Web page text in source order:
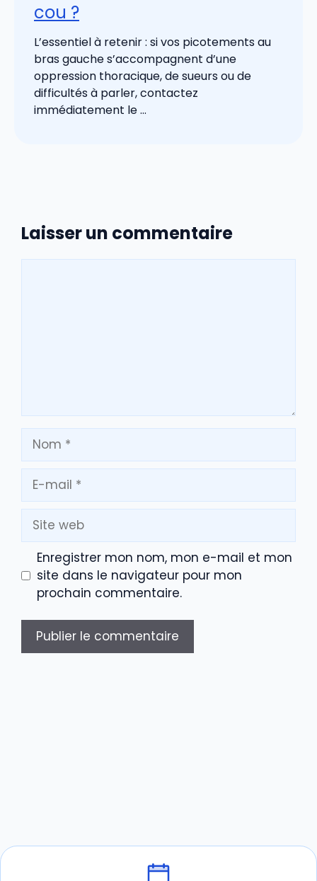
cou ?
L’essentiel à retenir : si vos picotements au
bras gauche s’accompagnent d’une
oppression thoracique, de sueurs ou de
difficultés à parler, contactez
immédiatement le ...
Laisser un commentaire
Nom
mail
Site
web
Enregistrer mon nom, mon e-mail et mon
site dans le navigateur pour mon
prochain commentaire.